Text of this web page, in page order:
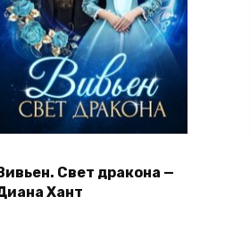
Свет дракона —
Хант